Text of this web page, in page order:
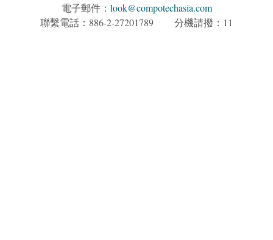
電子郵件： look@compotechasia.com
聯繫電話：886-2-27201789 分機請撥：11